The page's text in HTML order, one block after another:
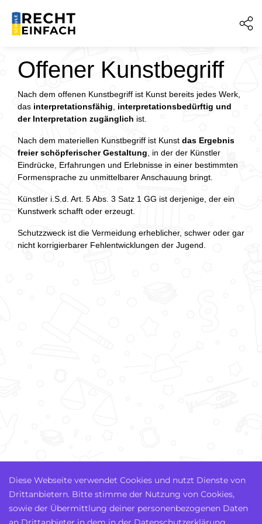
Offener Kunstbegriff
Nach dem offenen Kunstbegriff ist Kunst bereits jedes Werk,
das interpretationsfähig interpretationsbedürftig und
der Interpretation zugänglich ist.
Nach dem materiellen Kunstbegriff ist Kunst das Ergebnis
freier schöpferischer Gestaltung , in der der Künstler
Eindrücke, Erfahrungen und Erlebnisse in einer bestimmten
Formensprache zu unmittelbarer Anschauung bringt.
Künstler i.S.d. Art. 5 Abs. 3 Satz 1 GG ist derjenige, der ein
Kunstwerk schafft oder erzeugt.
Schutzzweck ist die Vermeidung erheblicher, schwer oder gar
nicht korrigierbarer Fehlentwicklungen der Jugend.
Diese Webseite verwendet Cookies und nutzt Dienste von
Drittanbietern. Bitte stimme der Nutzung von Cookies,
sowie der Übermittlung deiner personenbezogenen Daten